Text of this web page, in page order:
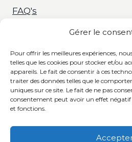
Gérer le
Pour offrir les meilleures expériences,
telles que les cookies pour stocker et/ou
appareils. Le fait de consentir à ces
traiter des données telles que le
uniques sur ce site. Le fait de ne pas
consentement peut avoir un effet négatif
et fonctions.
FAQ's
C.G.V.